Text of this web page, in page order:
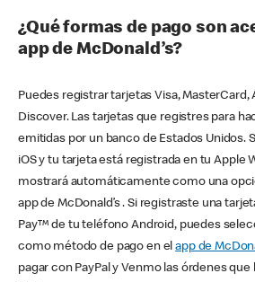
¿Qué formas de pago son
app de McDonald’s?
Puedes registrar tarjetas Visa, MasterCard,
Discover. Las tarjetas que registres para
emitidas por un banco de Estados Unidos.
iOS y tu tarjeta está registrada en tu Apple
mostrará automáticamente como una
app de McDonald’s . Si registraste una
Pay™ de tu teléfono Android, puedes
como método de pago en elapp de
pagar con PayPal y Venmo las órdenes